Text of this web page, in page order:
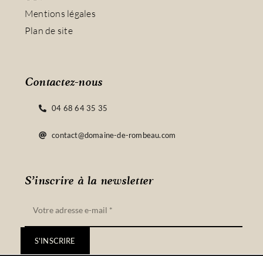
Mentions légales
Plan de site
S’inscrire à la newsletter
S'INSCRIRE
Contactez-nous
04 68 64 35 35
contact@domaine-de-rombeau.com